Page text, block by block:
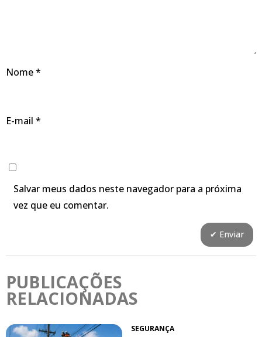
Nome*
E-mail *
Salvar meus dados neste navegador para a próxima
vez que eu comentar.
PUBLICAÇÕES
RELACIONADAS
SEGURANÇA